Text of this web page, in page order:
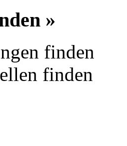
»
finden
finden